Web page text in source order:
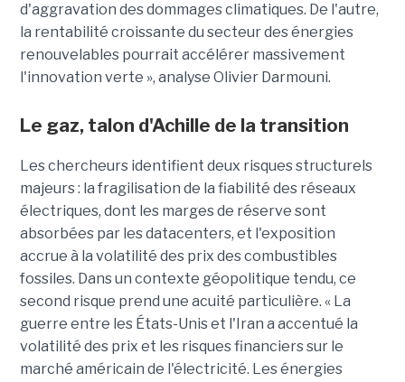
d'aggravation des dommages climatiques. De l'autre,
la rentabilité croissante du secteur des énergies
renouvelables pourrait accélérer massivement
l'innovation verte », analyse Olivier Darmouni.
Le gaz, talon d'Achille de la transition
Les chercheurs identifient deux risques structurels
majeurs : la fragilisation de la fiabilité des réseaux
électriques, dont les marges de réserve sont
absorbées par les datacenters, et l'exposition
accrue à la volatilité des prix des combustibles
fossiles. Dans un contexte géopolitique tendu, ce
second risque prend une acuité particulière. « La
guerre entre les États-Unis et l'Iran a accentué la
volatilité des prix et les risques financiers sur le
marché américain de l'électricité. Les énergies